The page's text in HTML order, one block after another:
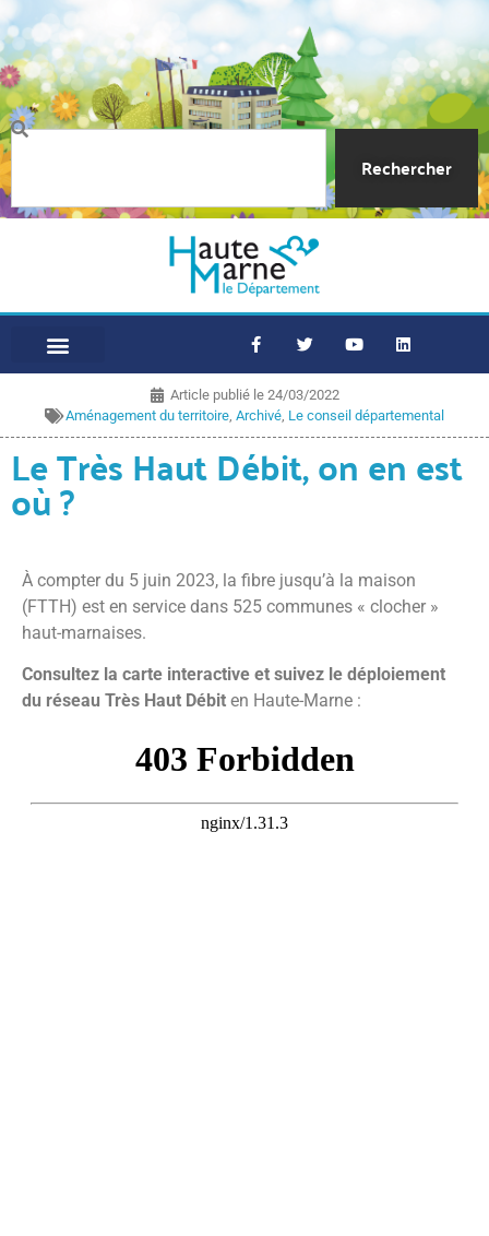
Rechercher
Article publié le 24/03/2022
Aménagement du territoire, Archivé, Le conseil départemental
Le Très Haut Débit, on en est
où ?
À compter du 5 juin 2023, la fibre jusqu’à la maison
(FTTH) est en service dans 525 communes « clocher »
haut-marnaises.
Consultez la carte interactive et suivez le déploiement
du réseau Très Haut Débit en Haute-Marne :